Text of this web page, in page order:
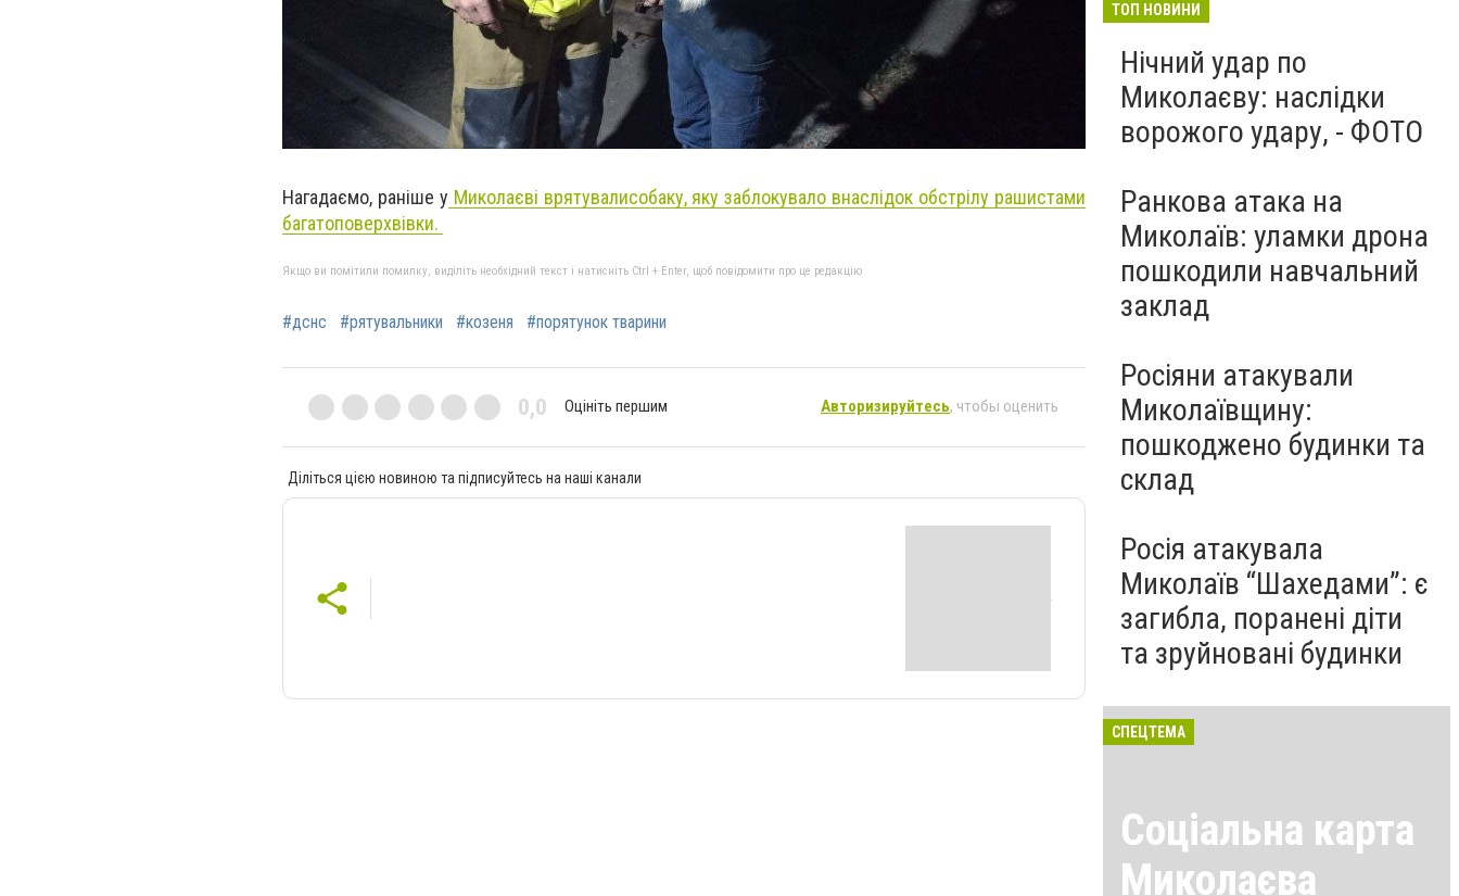
Нагадаємо, раніше у Миколаєві врятувалисобаку,яку заблокувало внаслідок обстрілу рашистами
багатоповерхвівки.
Якщо ви помітили помилку, виділіть необхідний текст і натисніть Ctrl + Enter, щоб повідомити про це редакцію
#дснс #рятувальники #козеня #порятунок тварини
0,0 Оцініть першим Авторизируйтесь, чтобы оценить
Діліться цією новиною та підписуйтесь на наші канали
ТОП НОВИНИ
Нічний удар по
Миколаєву: наслідки
ворожого удару, - ФОТО
Ранкова атака на
Миколаїв: уламки дрона
пошкодили навчальний
заклад
Росіяни атакували
Миколаївщину:
пошкоджено будинки та
склад
Росія атакувала
Миколаїв “Шахедами”: є
загибла, поранені діти
та зруйновані будинки
СПЕЦТЕМА
Соціальна карта
Миколаєва